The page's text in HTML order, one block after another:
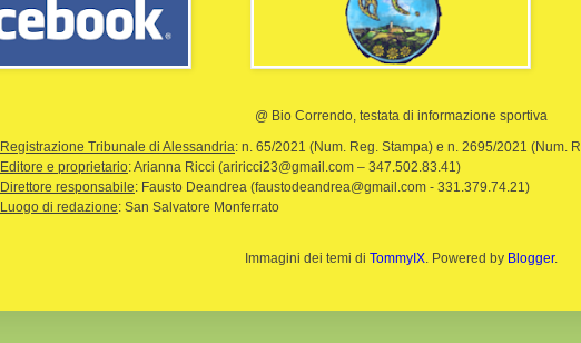
@ Bio Correndo, testata di informazione sportiva
Registrazione Tribunale di Alessandria: n. 65/2021 (Num. Reg. Stampa) e n. 2695/2021 (Num.
Editore e proprietario: Arianna Ricci (ariricci23@gmail.com – 347.502.83.41)
Direttore responsabile: Fausto Deandrea (faustodeandrea@gmail.com - 331.379.74.21)
Luogo di redazione: San Salvatore Monferrato
Immagini dei temi di TommyIX. Powered by Blogger.